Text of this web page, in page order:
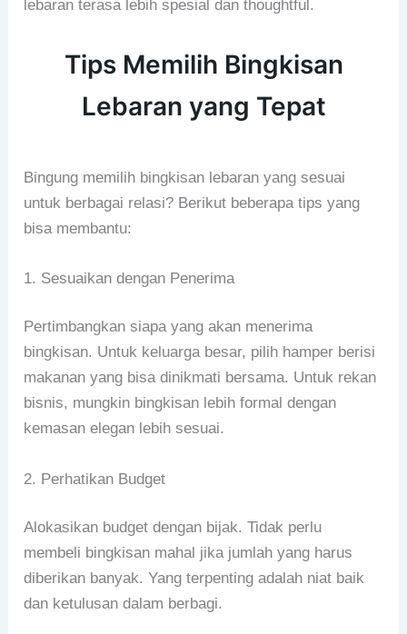
lebaran terasa lebih spesial dan thoughtful.
Tips Memilih Bingkisan
Lebaran yang Tepat
Bingung memilih bingkisan lebaran yang sesuai
untuk berbagai relasi? Berikut beberapa tips yang
bisa membantu:
1. Sesuaikan dengan Penerima
Pertimbangkan siapa yang akan menerima
bingkisan. Untuk keluarga besar, pilih hamper berisi
makanan yang bisa dinikmati bersama. Untuk rekan
bisnis, mungkin bingkisan lebih formal dengan
kemasan elegan lebih sesuai.
2. Perhatikan Budget
Alokasikan budget dengan bijak. Tidak perlu
membeli bingkisan mahal jika jumlah yang harus
diberikan banyak. Yang terpenting adalah niat baik
dan ketulusan dalam berbagi.